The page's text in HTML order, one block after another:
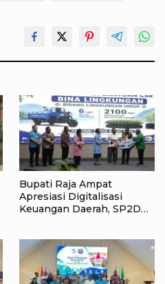
Bupati Raja Ampat
Apresiasi Digitalisasi
Keuangan Daerah, SP2D